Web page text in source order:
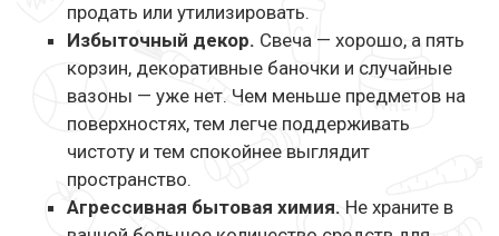
продать или утилизировать.
Избыточный декор. Свеча — хорошо, а пять
корзин, декоративные баночки и случайные
вазоны — уже нет. Чем меньше предметов на
поверхностях, тем легче поддерживать
чистоту и тем спокойнее выглядит
пространство.
Агрессивная бытовая химия. Не храните в